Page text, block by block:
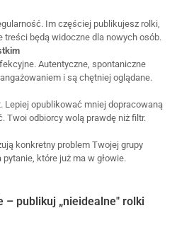
Im częściej publikujesz rolki,
treści będą widoczne dla nowych osób.
Autentyczne, spontaniczne
i są chętniej oglądane.
Lepiej opublikować mniej dopracowaną
Twoi odbiorcy wolą prawdę niż filtr.
konkretny problem Twojej grupy
które już ma w głowie.
– publikuj „nieidealne" rolki